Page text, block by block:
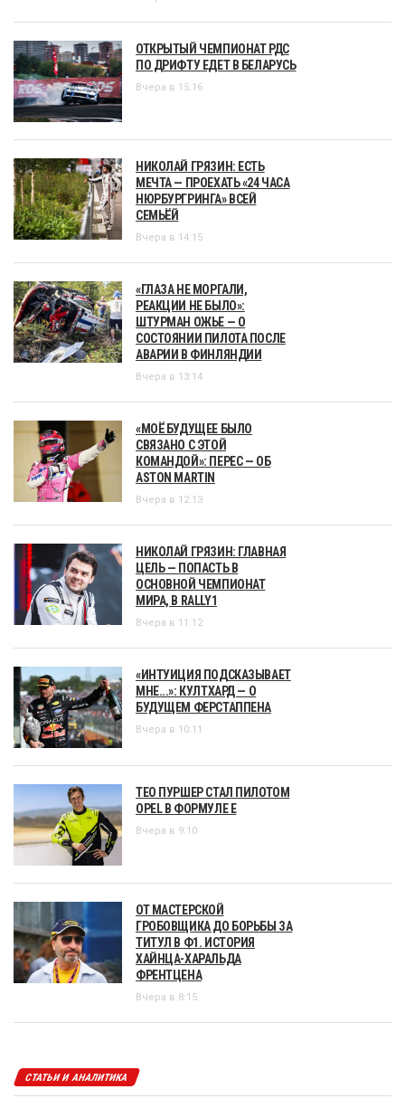
ОТКРЫТЫЙ ЧЕМПИОНАТ РДС
ПО ДРИФТУ ЕДЕТ В БЕЛАРУСЬ
Вчера в 15:16
НИКОЛАЙ ГРЯЗИН: ЕСТЬ
МЕЧТА — ПРОЕХАТЬ «24 ЧАСА
НЮРБУРГРИНГА» ВСЕЙ
СЕМЬЁЙ
Вчера в 14:15
«ГЛАЗА НЕ МОРГАЛИ,
РЕАКЦИИ НЕ БЫЛО»:
ШТУРМАН ОЖЬЕ — О
СОСТОЯНИИ ПИЛОТА ПОСЛЕ
АВАРИИ В ФИНЛЯНДИИ
Вчера в 13:14
«МОЁ БУДУЩЕЕ БЫЛО
СВЯЗАНО С ЭТОЙ
КОМАНДОЙ»: ПЕРЕС — ОБ
ASTON MARTIN
Вчера в 12:13
НИКОЛАЙ ГРЯЗИН: ГЛАВНАЯ
ЦЕЛЬ — ПОПАСТЬ В
ОСНОВНОЙ ЧЕМПИОНАТ
МИРА, В RALLY1
Вчера в 11:12
«ИНТУИЦИЯ ПОДСКАЗЫВАЕТ
МНЕ...»: КУЛТХАРД — О
БУДУЩЕМ ФЕРСТАППЕНА
Вчера в 10:11
ТЕО ПУРШЕР СТАЛ ПИЛОТОМ
OPEL В ФОРМУЛЕ Е
Вчера в 9:10
ОТ МАСТЕРСКОЙ
ГРОБОВЩИКА ДО БОРЬБЫ ЗА
ТИТУЛ В Ф1. ИСТОРИЯ
ХАЙНЦА-ХАРАЛЬДА
ФРЕНТЦЕНА
Вчера в 8:15
СТАТЬИ И АНАЛИТИКА